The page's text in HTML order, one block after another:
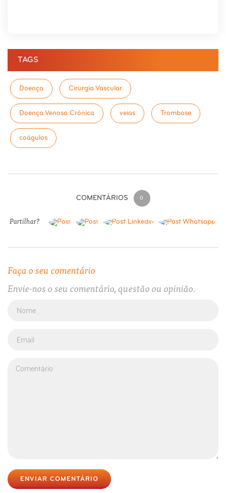
TAGS
Doença Cirurgia Vascular
Doença Venosa Crónica veias Trombose
coágulos
COMENTÁRIOS 0
Partilhar?
Faça o seu comentário
Envie-nos o seu comentário, questão ou opinião.
ENVIAR COMENTÁRIO